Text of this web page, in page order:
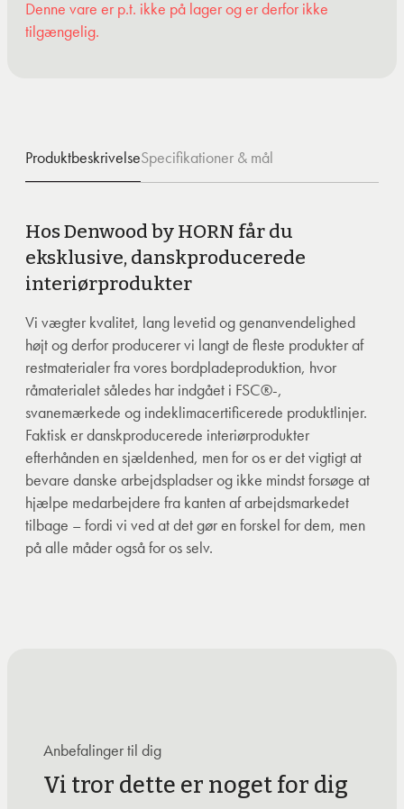
Denne vare er p.t. ikke på lager og er derfor ikke
tilgængelig.
ProduktbeskrivelseSpecifikationer & mål
Hos Denwood by HORN får du
eksklusive, danskproducerede
interiørprodukter
Vi vægter kvalitet, lang levetid og genanvendelighed
højt og derfor producerer vi langt de fleste produkter af
restmaterialer fra vores bordpladeproduktion, hvor
råmaterialet således har indgået i FSC®-,
svanemærkede og indeklimacertificerede produktlinjer.
Faktisk er danskproducerede interiørprodukter
efterhånden en sjældenhed, men for os er det vigtigt at
bevare danske arbejdspladser og ikke mindst forsøge at
hjælpe medarbejdere fra kanten af arbejdsmarkedet
tilbage – fordi vi ved at det gør en forskel for dem, men
på alle måder også for os selv.
Anbefalinger til dig
Vi tror dette er noget for dig